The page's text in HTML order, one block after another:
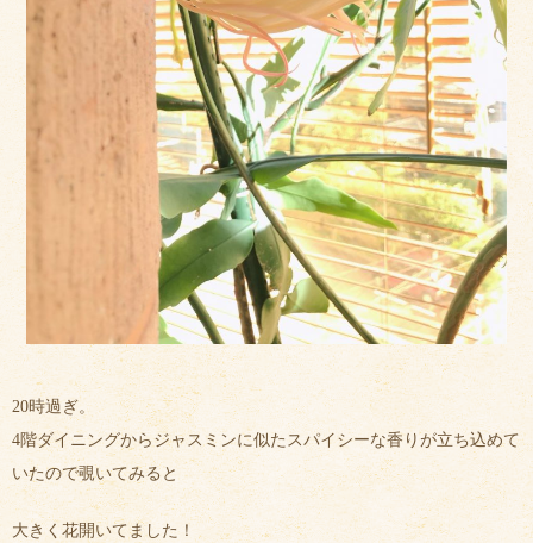
20時過ぎ。
4階ダイニングからジャスミンに似たスパイシーな香りが立ち込めて
いたので覗いてみると
大きく花開いてました！